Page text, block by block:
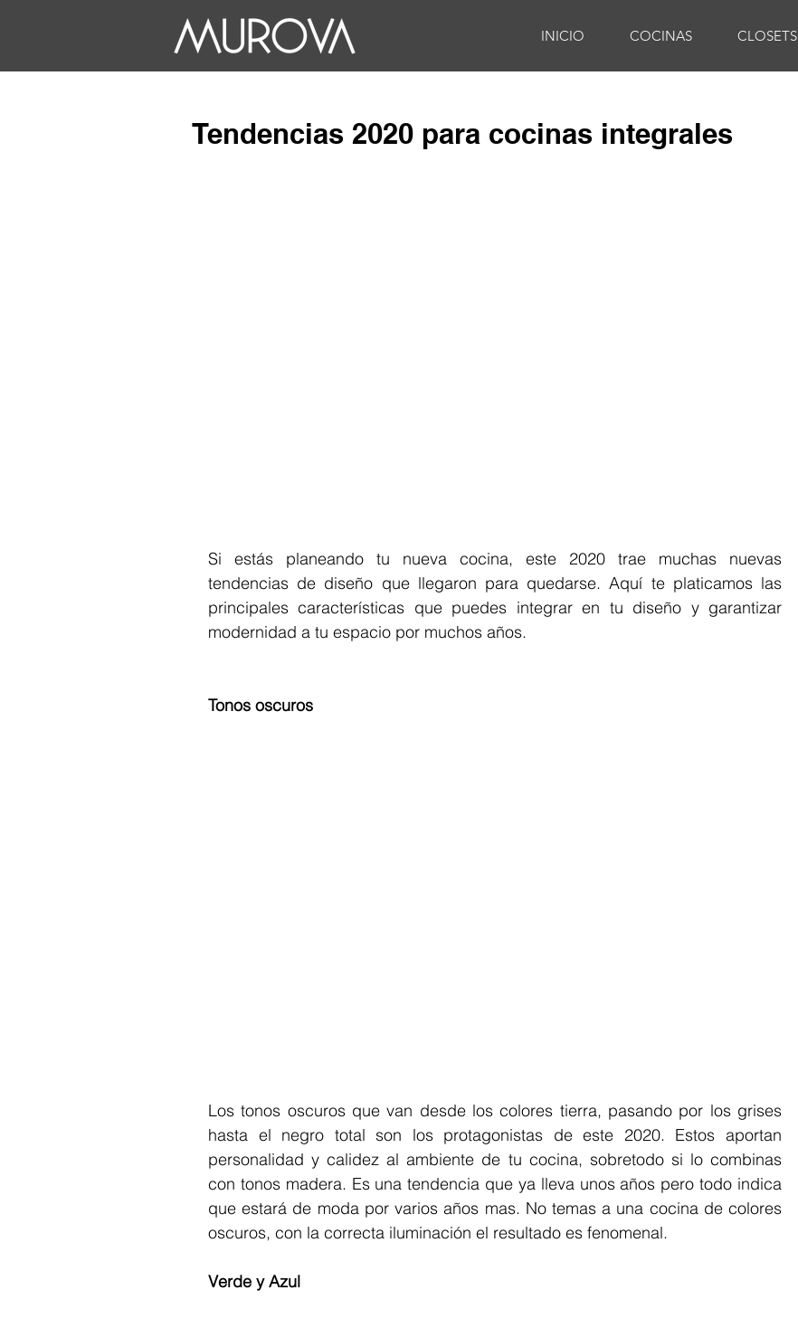
INICIO COCINAS CLOSETS
Tendencias 2020 para cocinas integrales
Si estás planeando tu nueva cocina, este 2020 trae muchas nuevas
tendencias de diseño que llegaron para quedarse. Aquí te platicamos las
principales características que puedes integrar en tu diseño y garantizar
modernidad a tu espacio por muchos años.
Tonos oscuros
Los tonos oscuros que van desde los colores tierra, pasando por los grises
hasta el negro total son los protagonistas de este 2020. Estos aportan
personalidad y calidez al ambiente de tu cocina, sobretodo si lo combinas
con tonos madera. Es una tendencia que ya lleva unos años pero todo indica
que estará de moda por varios años mas. No temas a una cocina de colores
oscuros, con la correcta iluminación el resultado es fenomenal.
Verde y Azul